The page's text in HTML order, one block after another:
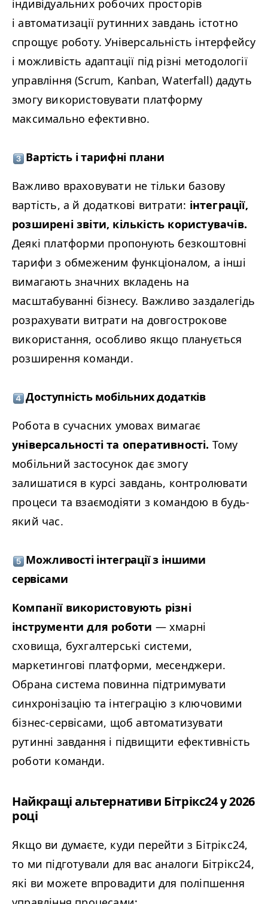
індивідуальних робочих просторів
і автоматизації рутинних завдань істотно
спрощує роботу. Універсальність інтерфейсу
і можливість адаптації під різні методології
управління (Scrum, Kanban, Waterfall) дадуть
змогу використовувати платформу
максимально ефективно.
Вартість і тарифні плани
Важливо враховувати не тільки базову
вартість, а й додаткові витрати: інтеграції,
розширені звіти, кількість користувачів.
Деякі платформи пропонують безкоштовні
тарифи з обмеженим функціоналом, а інші
вимагають значних вкладень на
масштабуванні бізнесу. Важливо заздалегідь
розрахувати витрати на довгострокове
використання, особливо якщо планується
розширення команди.
Доступність мобільних додатків
Робота в сучасних умовах вимагає
універсальності та оперативності. Тому
мобільний застосунок дає змогу
залишатися в курсі завдань, контролювати
процеси та взаємодіяти з командою в будь-
який час.
Можливості інтеграції з іншими
сервісами
Компанії використовують різні
інструменти для роботи — хмарні
сховища, бухгалтерські системи,
маркетингові платформи, месенджери.
Обрана система повинна підтримувати
синхронізацію та інтеграцію з ключовими
бізнес-сервісами, щоб автоматизувати
рутинні завдання і підвищити ефективність
роботи команди.
Найкращі альтернативи Бітрікс24 у 2026
році
Якщо ви думаєте, куди перейти з Бітрікс24,
то ми підготували для вас аналоги Бітрікс24,
які ви можете впровадити для поліпшення